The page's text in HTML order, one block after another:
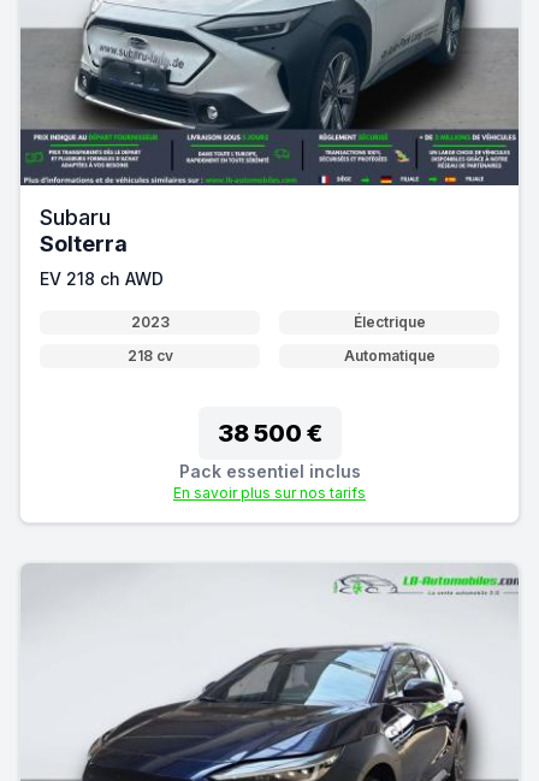
Subaru
Solterra
EV 218 ch AWD
2023
Électrique
218 cv
Automatique
38 500 €
Pack essentiel inclus
En savoir plus sur nos tarifs